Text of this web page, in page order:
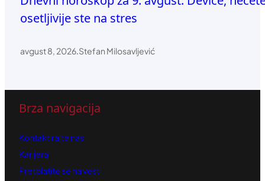
osetljivije ste na stres
avgust 8, 2026.Stefan Milosavljević
Brza navigacija
Kontaktirajte nas
Karijera
Pretplatite se na vesti